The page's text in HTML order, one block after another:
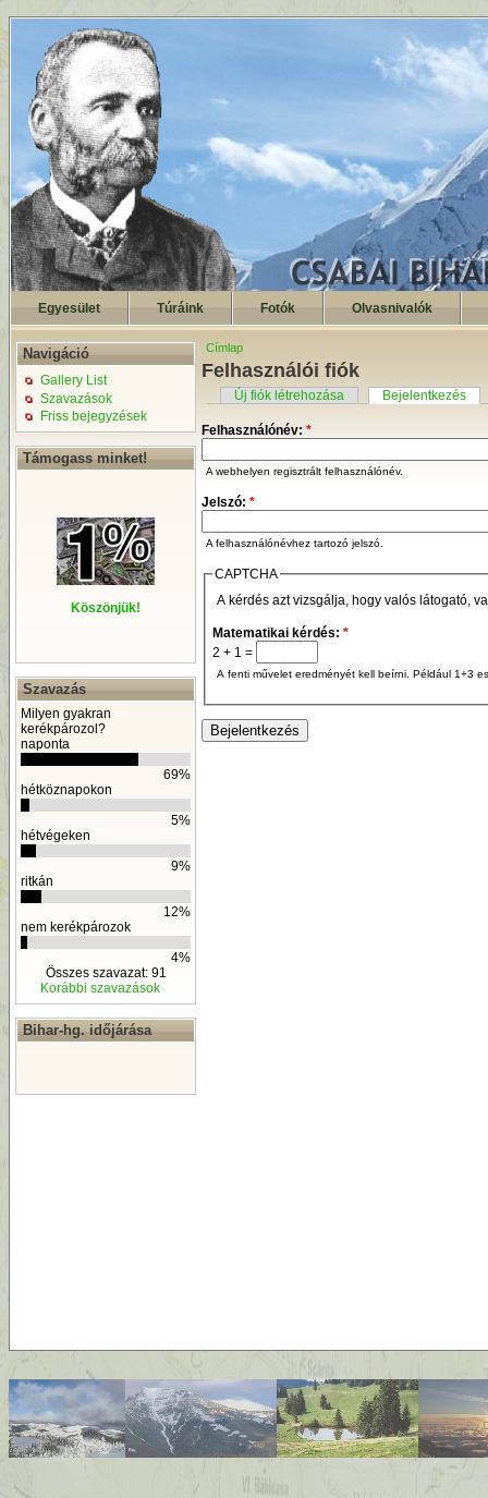
Egyesület Túráink Fotók Olvasnivalók
Navigáció
Gallery List
Szavazások
Friss bejegyzések
Támogass minket!
Köszönjük!
Szavazás
Milyen gyakran
kerékpározol?
naponta
69%
hétköznapokon
5%
hétvégeken
9%
ritkán
12%
nem kerékpározok
4%
Összes szavazat: 91
Korábbi szavazások
Bihar-hg. időjárása
Címlap
Felhasználói fiók
Új fiók létrehozása Bejelentkezés
Felhasználónév: *
A webhelyen regisztrált felhasználónév.
Jelszó: *
A felhasználónévhez tartozó jelszó.
CAPTCHA
A kérdés azt vizsgálja, hogy valós látogató,
Matematikai kérdés: *
2 + 1 =
A fenti művelet eredményét kell beírni. Például 1+3
By